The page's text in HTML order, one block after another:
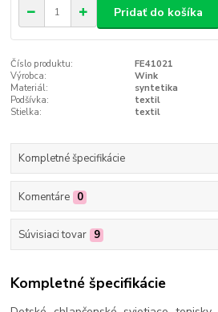
Pridať do košíka
Číslo produktu:
FE41021
Výrobca:
Wink
Materiál:
syntetika
Podšívka:
textil
Stielka:
textil
Kompletné špecifikácie
Komentáre 0
Súvisiaci tovar 9
Kompletné špecifikácie